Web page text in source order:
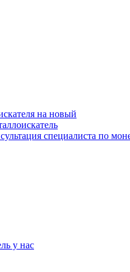
на новый
специалиста по
у нас